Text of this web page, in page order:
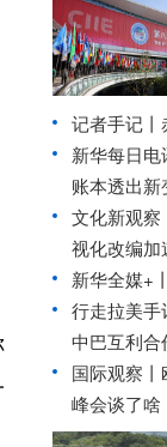
记者手记
新华每日电
账本透出新
文化新观察
视化改编加
新华全媒+丨
行走拉美手
中巴互利合
国际观察丨
峰会谈了啥